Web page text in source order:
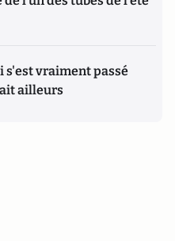
s'est vraiment passé
ailleurs